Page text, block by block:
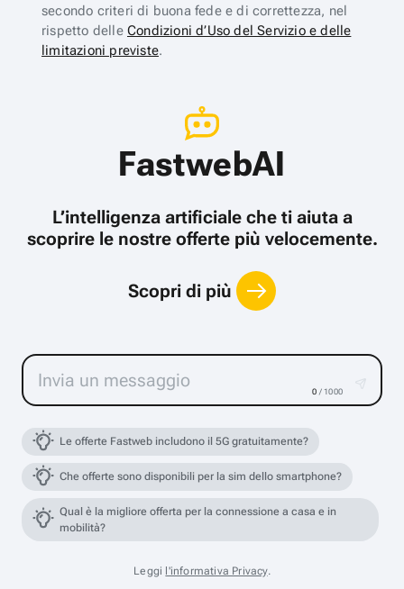
secondo criteri di buona fede e di correttezza, nel
rispetto delle Condizioni d’Uso del Servizio e delle
limitazioni previste.
FastwebAI
L’intelligenza artificiale che ti aiuta a
scoprire le nostre offerte più velocemente.
Scopri di più
0 / 1000
Le offerte Fastweb includono il 5G gratuitamente?
Che offerte sono disponibili per la sim dello smartphone?
Qual è la migliore offerta per la connessione a casa e in
mobilità?
Leggi l'informativa Privacy.